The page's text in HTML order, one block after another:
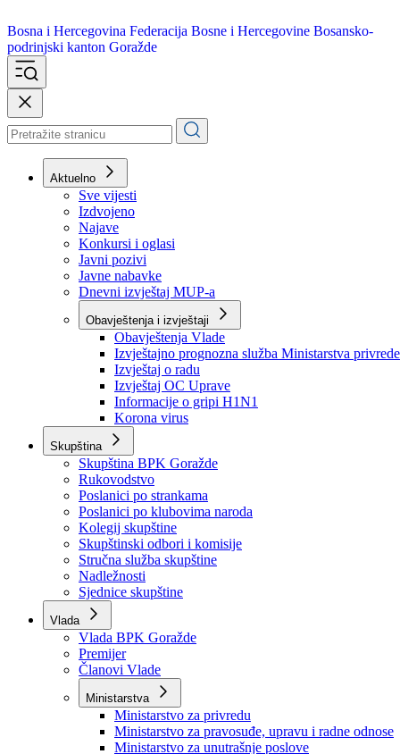
Bosna i Hercegovina
podrinjski kanton Goražde
Aktuelno
Sve vijesti
Izdvojeno
Najave
Konkursi i oglasi
Javni pozivi
Javne nabavke
Dnevni izvještaj MUP-a
Obavještenja i izvještaji
Obavještenja Vlade
Izvještajno prognozna služba Ministarstva privrede
Izvještaj o radu
Izvještaj OC Uprave
Informacije o gripi H1N1
Korona virus
Skupština
Skupština BPK Goražde
Rukovodstvo
Poslanici po strankama
Poslanici po klubovima naroda
Kolegij skupštine
Skupštinski odbori i komisije
Stručna služba skupštine
Nadležnosti
Sjednice skupštine
Vlada
Vlada BPK Goražde
Premijer
Članovi Vlade
Ministarstva